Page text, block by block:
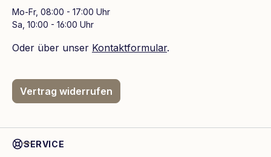
Mo-Fr, 08:00 - 17:00 Uhr
Sa, 10:00 - 16:00 Uhr
Oder über unser Kontaktformular.
Vertrag widerrufen
SERVICE